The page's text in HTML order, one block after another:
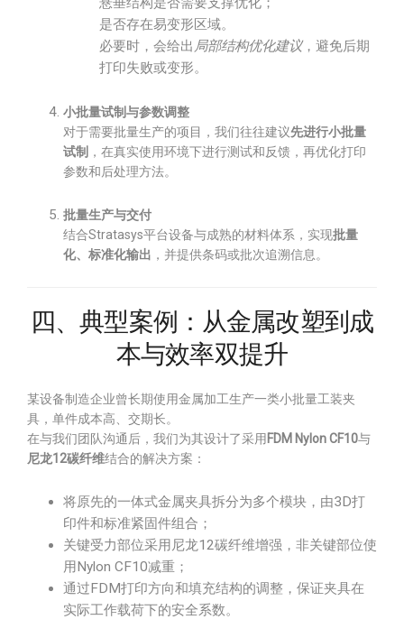
是否存在易变形区域。
必要时，会给出 局部结构优化建议，避免后期
打印失败或变形。
小批量试制与参数调整
对于需要批量生产的项目，我们往往建议先进行小批量
试制 ，在真实使用环境下进行测试和反馈，再优化打印
参数和后处理方法。
批量生产与交付
结合Stratasys平台设备与成熟的材料体系，实现批量
化、标准化输出 ，并提供条码或批次追溯信息。
四、典型案例：从金属改塑到成
本与效率双提升
某设备制造企业曾长期使用金属加工生产一类小批量工装夹
具，单件成本高、交期长。
在与我们团队沟通后，我们为其设计了采用 FDM Nylon CF10与
尼龙12碳纤维结合的解决方案：
将原先的一体式金属夹具拆分为多个模块，由3D打
印件和标准紧固件组合；
关键受力部位采用尼龙12碳纤维增强，非关键部位使
用Nylon CF10减重；
通过FDM打印方向和填充结构的调整，保证夹具在
实际工作载荷下的安全系数。